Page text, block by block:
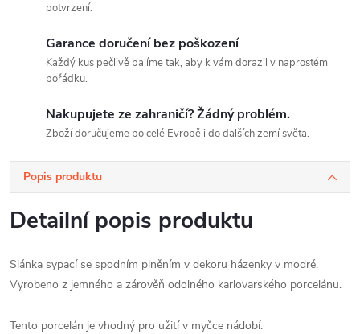
potvrzení.
Garance doručení bez poškození
Každý kus pečlivě balíme tak, aby k vám dorazil v naprostém
pořádku.
Nakupujete ze zahraničí? Žádný problém.
Zboží doručujeme po celé Evropě i do dalších zemí světa.
Popis produktu
Detailní popis produktu
Slánka sypací se spodním plněním v dekoru házenky v modré.
Vyrobeno z jemného a zárověň odolného karlovarského porcelánu.
Tento porcelán je vhodný pro užití v myčce nádobí.